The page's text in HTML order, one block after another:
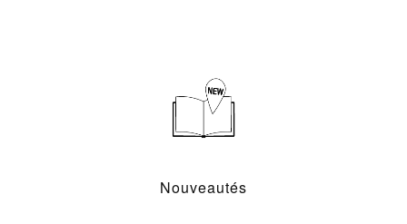
Nouveautés